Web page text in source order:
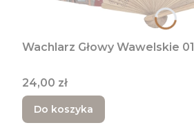
Wachlarz Głowy Wawelskie 01
Cena
24,00 zł
Do koszyka